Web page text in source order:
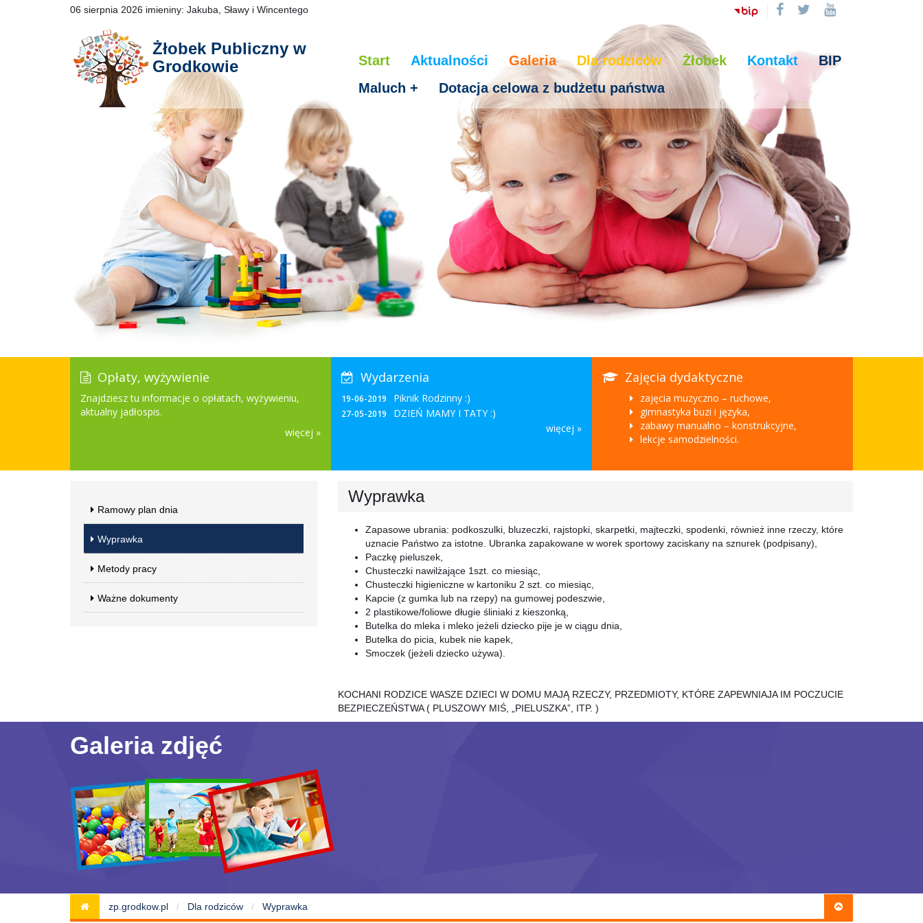
06 sierpnia 2026 imieniny: Jakuba, Sławy i Wincentego
Żłobek Publiczny w
Grodkowie
Start Aktualności Galeria Dla rodziców Żłobek Kontakt
BIP
Maluch +
Dotacja celowa z budżetu państwa
Opłaty, wyżywienie
Znajdziesz tu informacje o opłatach, wyżywieniu,
aktualny jadłospis.
więcej »
Wydarzenia
19-06-2019 Piknik Rodzinny :)
27-05-2019
DZIEŃ MAMY I TATY :)
więcej »
Zajęcia dydaktyczne
zajęcia muzyczno – ruchowe,
gimnastyka buzi i języka,
zabawy manualno – konstrukcyjne,
lekcje samodzielności.
Ramowy plan dnia
Wyprawka
Metody pracy
Ważne dokumenty
Wyprawka
Zapasowe ubrania: podkoszulki, bluzeczki, rajstopki, skarpetki, majteczki, spodenki, również inne rzeczy, które
uznacie Państwo za istotne. Ubranka zapakowane w worek sportowy zaciskany na sznurek (podpisany),
Paczkę pieluszek,
Chusteczki nawilżające 1szt. co miesiąc,
Chusteczki higieniczne w kartoniku 2 szt. co miesiąc,
Kapcie (z gumka lub na rzepy) na gumowej podeszwie,
2 plastikowe/foliowe długie śliniaki z kieszonką,
Butelka do mleka i mleko jeżeli dziecko pije je w ciągu dnia,
Butelka do picia, kubek nie kapek,
Smoczek (jeżeli dziecko używa).
KOCHANI RODZICE WASZE DZIECI W DOMU MAJĄ RZECZY, PRZEDMIOTY, KTÓRE ZAPEWNIAJA IM POCZUCIE
BEZPIECZEŃSTWA ( PLUSZOWY MIŚ, „PIELUSZKA”, ITP. )
Galeria zdjęć
zp.grodkow.pl Dla rodziców Wyprawka